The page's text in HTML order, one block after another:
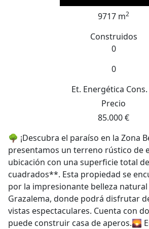
9717 m2
Construidos
0
0
Et. Energética Cons.
Precio
85.000 €
🌳 ¡Descubra el paraíso en la Zona
presentamos un terreno rústico de
ubicación con una superficie total
cuadrados**. Esta propiedad se
por la impresionante belleza natural
Grazalema, donde podrá disfrutar
vistas espectaculares. Cuenta con
puede construir casa de aperos.🌄